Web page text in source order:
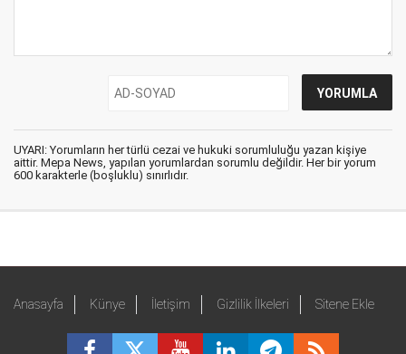
UYARI: Yorumların her türlü cezai ve hukuki sorumluluğu yazan kişiye
aittir. Mepa News, yapılan yorumlardan sorumlu değildir. Her bir yorum
600 karakterle (boşluklu) sınırlıdır.
Anasayfa Künye İletişim Gizlilik İlkeleri Sitene Ekle